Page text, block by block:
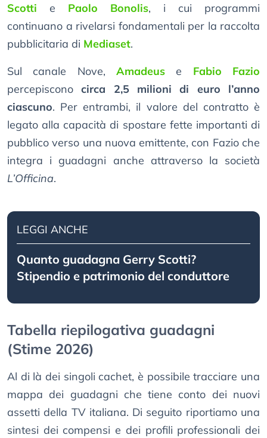
Scotti e Paolo Bonolis, i cui programmi
continuano a rivelarsi fondamentali per la raccolta
pubblicitaria di Mediaset.
Sul canale Nove, Amadeus e Fabio Fazio
percepisconocirca 2,5 milioni di euro l’anno
ciascuno. Per entrambi, il valore del contratto è
legato alla capacità di spostare fette importanti di
pubblico verso una nuova emittente, con Fazio che
integra i guadagni anche attraverso la società
L’Officina.
LEGGI ANCHE
Quanto guadagna Gerry Scotti?
Stipendio e patrimonio del conduttore
Tabella riepilogativa guadagni
(Stime 2026)
Al di là dei singoli cachet, è possibile tracciare una
mappa dei guadagni che tiene conto dei nuovi
assetti della TV italiana. Di seguito riportiamo una
sintesi dei compensi e dei profili professionali dei